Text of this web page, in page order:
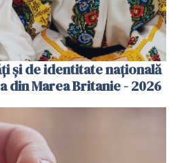
și de identitate națională
din Marea Britanie - 2026